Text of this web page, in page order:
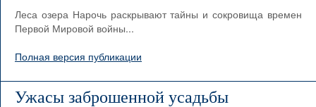
Леса озера Нарочь раскрывают тайны и сокровища времен
Первой Мировой войны...
Полная версия публикации
Ужасы заброшенной усадьбы